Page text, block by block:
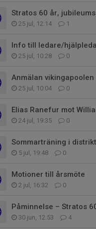
Stratos 60 år,
25 jul, 12:14 1
Info till ledare/
25 jul, 10:28 0
Anmälan
25 jul, 10:04 0
Elias Ranefur mot
24 jul, 19:35 0
Sommarträning i
5 jul, 19:48 0
Motioner till årsmöte
2 jul, 16:32 0
Påminnelse – Stratos
30 jun, 12:53 4